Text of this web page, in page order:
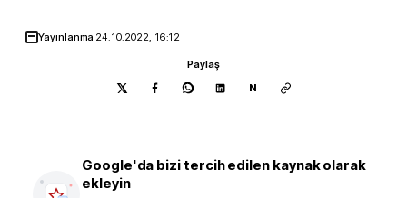
Yayınlanma 24.10.2022, 16:12
Paylaş
N
Google'da bizi tercih edilen kaynak olarak
ekleyin